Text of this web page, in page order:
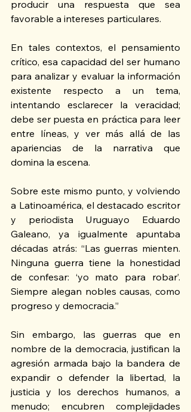
producir una respuesta que sea
favorable a intereses particulares.
En tales contextos, el pensamiento
crítico, esa capacidad del ser humano
para analizar y evaluar la información
existente respecto a un tema,
intentando esclarecer la veracidad;
debe ser puesta en práctica para leer
entre líneas, y ver más allá de las
apariencias de la narrativa que
domina la escena.
Sobre este mismo punto, y volviendo
a Latinoamérica, el destacado escritor
y periodista Uruguayo Eduardo
Galeano, ya igualmente apuntaba
décadas atrás: “Las guerras mienten.
Ninguna guerra tiene la honestidad
de confesar: ‘yo mato para robar’.
Siempre alegan nobles causas, como
progreso y democracia.”
Sin embargo, las guerras que en
nombre de la democracia, justifican la
agresión armada bajo la bandera de
expandir o defender la libertad, la
justicia y los derechos humanos, a
menudo; encubren complejidades